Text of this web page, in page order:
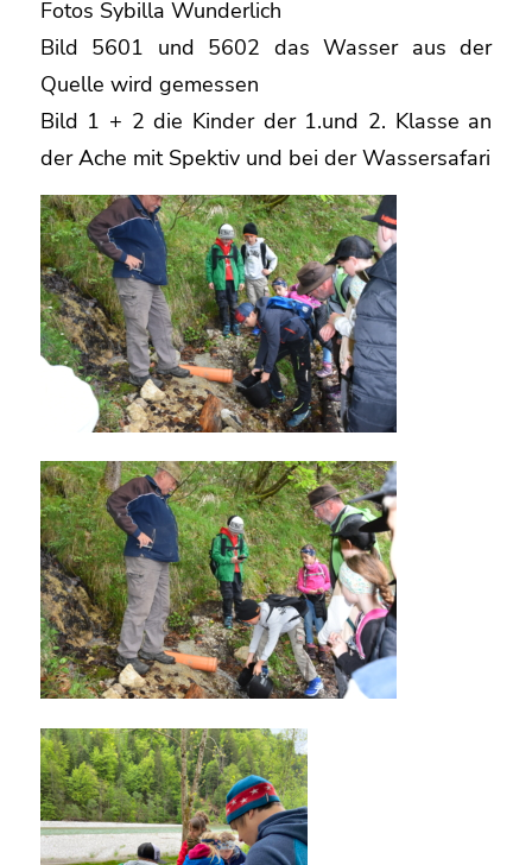
Fotos Sybilla Wunderlich
Bild 5601 und 5602 das Wasser aus der
Quelle wird gemessen
Bild 1 + 2 die Kinder der 1.und 2. Klasse an
der Ache mit Spektiv und bei der Wassersafari